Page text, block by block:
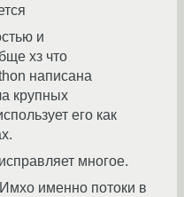
и
хз что
написана
крупных
его как
многое.
именно потоки в